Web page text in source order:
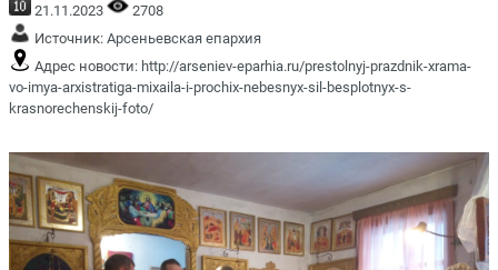
21.11.2023
2708
Источник: Арсеньевская епархия
Адрес новости: http://arseniev-eparhia.ru/prestolnyj-prazdnik-xrama-
vo-imya-arxistratiga-mixaila-i-prochix-nebesnyx-sil-besplotnyx-s-
krasnorechenskij-foto/